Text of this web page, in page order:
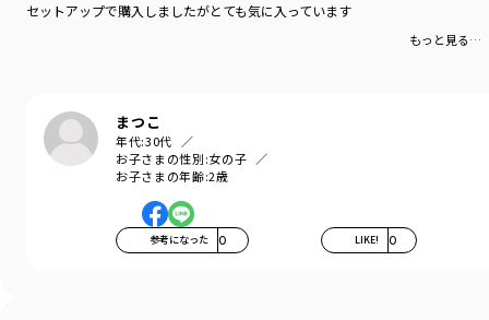
セットアップで購入しましたがとても気に入っています
もっと見る…
まつこ
年代:30代
お子さまの性別:女の子
お子さまの年齢:2歳
参考になった 0 LIKE! 0
Sing with Denim.
鳥のように自由に、花唄を口ずさむように服と遊ぶ、
おしゃれなこどものデニムクローゼット。
ブランシェスとEDWINによるキッズブランドです。